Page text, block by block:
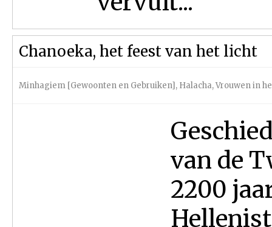
Chanoeka, het feest van het licht
Minhagiem [Gewoonten en Gebruiken], Halacha,Vrouwen in
van de
2200